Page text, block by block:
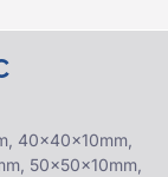
40x40x10mm,
50x50x10mm,